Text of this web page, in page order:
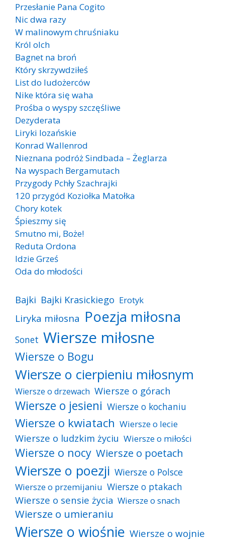
Przesłanie Pana Cogito
Nic dwa razy
W malinowym chruśniaku
Król olch
Bagnet na broń
Który skrzywdziłeś
List do ludożerców
Nike która się waha
Prośba o wyspy szczęśliwe
Dezyderata
Liryki lozańskie
Konrad Wallenrod
Nieznana podróż Sindbada – Żeglarza
Na wyspach Bergamutach
Przygody Pchły Szachrajki
120 przygód Koziołka Matołka
Chory kotek
Śpieszmy się
Smutno mi, Boże!
Reduta Ordona
Idzie Grześ
Oda do młodości
Bajki Bajki Krasickiego Erotyk
Liryka miłosna Poezja miłosna
Sonet Wiersze miłosne
Wiersze o Bogu
Wiersze o cierpieniu miłosnym
Wiersze o drzewach Wiersze o górach
Wiersze o jesieni Wiersze o kochaniu
Wiersze o kwiatach Wiersze o lecie
Wiersze o ludzkim życiu Wiersze o miłości
Wiersze o nocy Wiersze o poetach
Wiersze o poezji Wiersze o Polsce
Wiersze o przemijaniu Wiersze o ptakach
Wiersze o sensie życia Wiersze o snach
Wiersze o umieraniu
Wiersze o wiośnie Wiersze o wojnie